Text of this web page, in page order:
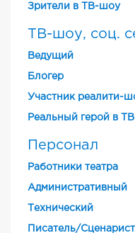
Зрители в ТВ-шоу
ТВ-шоу, соц.
Ведущий
Блогер
Участник реалити-
Реальный герой в
Персонал
Работники театра
Административный
Технический
Писатель/Сценарист